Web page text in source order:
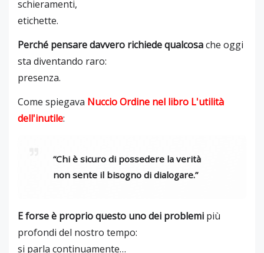
schieramenti,
etichette.
Perché pensare davvero richiede qualcosache oggi
sta diventando raro:
presenza.
Come spiegava Nuccio Ordine nel libro L'utilità
dell'inutile:
“Chi è sicuro di possedere la verità
non sente il bisogno di dialogare.”
E forse è proprio questo uno dei problemi più
profondi del nostro tempo:
si parla continuamente…